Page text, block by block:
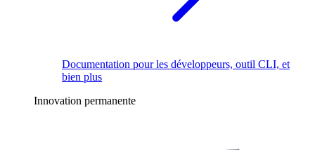
Documentation pour les développeurs, outil CLI, et
bien plus
Innovation permanente